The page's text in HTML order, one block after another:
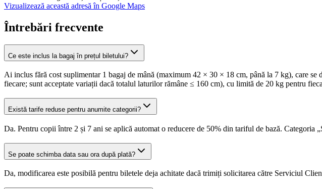
Vizualizează această adresă în Google Maps
Întrebări frecvente
Ce este inclus la bagaj în prețul biletului?
Ai inclus fără cost suplimentar 1 bagaj de mână (maximum 42 × 30 × 18 cm, până la 7 kg), care
fiecare; sunt acceptate variații dacă totalul laturilor rămâne ≤ 160 cm), cu limită de 20 kg pentru
Există tarife reduse pentru anumite categorii?
Da. Pentru copii între 2 și 7 ani se aplică automat o reducere de 50% din tariful de bază. Categoria
Se poate schimba data sau ora după plată?
Da, modificarea este posibilă pentru biletele deja achitate dacă trimiți solicitarea către Serviciul